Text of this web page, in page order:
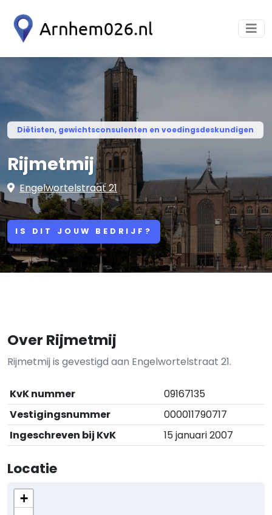
Diëtisten, gewichtsconsulenten en voedingsdeskundigen
Rijmetmij
Engelwortelstraat 21
IS DIT JOUW BEDRIJF?
Over Rijmetmij
Rijmetmij is gevestigd aan Engelwortelstraat 21.
KvK nummer
09167135
Vestigingsnummer
000011790717
Ingeschreven bij KvK
15 januari 2007
Locatie
+